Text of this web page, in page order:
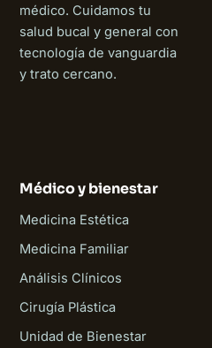
médico. Cuidamos tu
salud bucal y general con
tecnología de vanguardia
y trato cercano.
Médico y bienestar
Medicina Estética
Medicina Familiar
Análisis Clínicos
Cirugía Plástica
Unidad de Bienestar